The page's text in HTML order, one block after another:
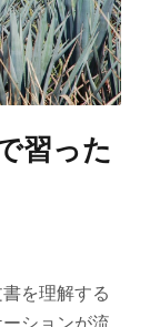
習った
を理解する